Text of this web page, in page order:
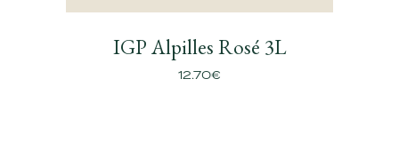
IGP Alpilles Rosé 3L
12.70€